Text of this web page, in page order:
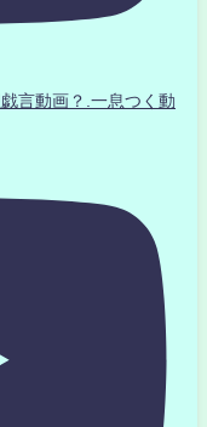
言動画？.一息つく動